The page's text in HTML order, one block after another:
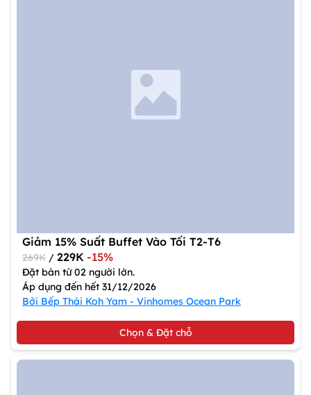
Giảm 15% Suất Buffet Vào Tối T2-T6
269K / 229K -15%
Đặt bàn từ 02 người lớn.
Áp dụng đến hết 31/12/2026
Bởi Bếp Thái Koh Yam - Vinhomes Ocean Park
Chọn & Đặt chỗ